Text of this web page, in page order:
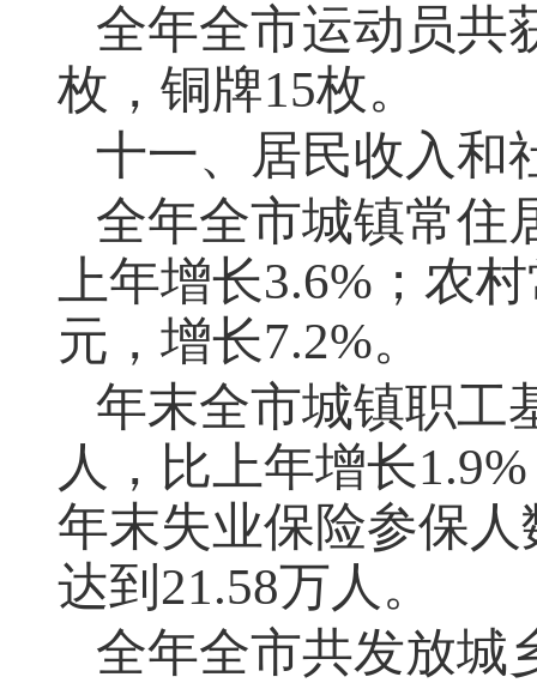
全年全市运动员共
枚，铜牌15枚。
十一、居民收入和
全年全市城镇常住
上年增长3.6%；农
元，增长7.2%。
年末全市城镇职工
人，比上年增长
年末失业保险参保
达到21.58万人。
全年全市共发放城